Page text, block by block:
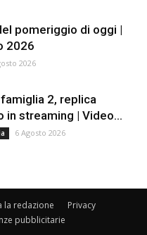
pomeriggio di oggi |
2026
2026
2, replica
in streaming | Video...
6 Agosto 2026
la redazione
Privacy
pubblicitarie